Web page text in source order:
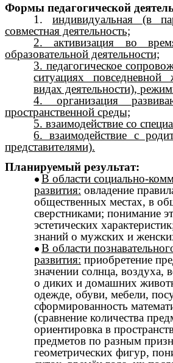
Формы педагогической
1.
индивидуальная (в
совместная деятельность;
2. активизация во
образовательной деятельности;
3. педагогическое
ситуациях
видах деятельности),
4. организация
пространственной среды;
5. взаимодействие со
6. взаимодействие с
представителями).
Планируемый результат:
В области социально-
развития: овладение
общественных местах, в
сверстниками; понимание
эстетических
знаний о мужских и
В области
развития: приобретение
значении солнца, воздуха,
о диких и домашних
одежде, обуви, мебели,
сформированность
(сравнение количества
ориентировка в
предметов по разным
геометрических фигур,